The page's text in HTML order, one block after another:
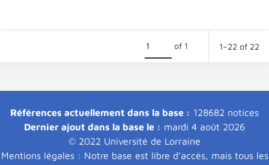
of 1 1–22 of 22
Références actuellement dans la base : 128682 notices
Dernier ajout dans la base le : mardi 4 août 2026
© 2022 Université de Lorraine
Mentions légales : Notre base est libre d'accès, mais tous les